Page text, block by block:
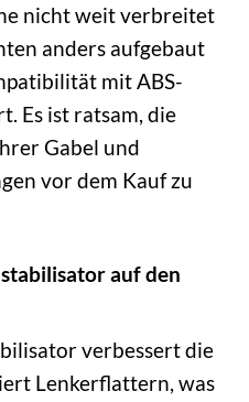
nicht weit verbreitet
anders aufgebaut
mit ABS-
Es ist ratsam, die
Gabel und
vor dem Kauf zu
auf den
verbessert die
Lenkerflattern, was